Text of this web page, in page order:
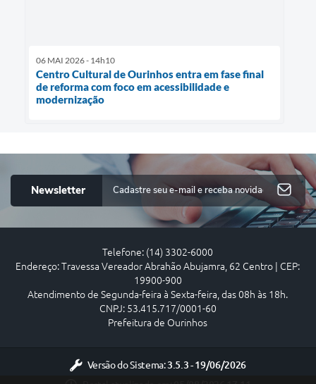
06 MAI 2026 - 14h10
Centro Cultural de Ourinhos entra em fase final
de reforma com foco em acessibilidade e
modernização
Newsletter
Telefone: (14) 3302-6000
Endereço: Travessa Vereador Abrahão Abujamra, 62 Centro | CEP:
19900-900
Atendimento de Segunda-feira à Sexta-feira, das 08h às 18h.
CNPJ: 53.415.717/0001-60
Prefeitura de Ourinhos
Versão do Sistema:3.5.3 - 19/06/2026